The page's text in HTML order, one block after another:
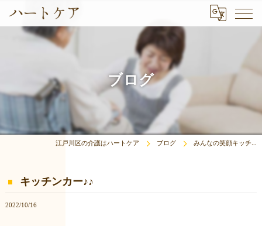
ブログ
江戸川区の介護はハートケア ブログ みんなの笑顔キッチ…
キッチンカー♪♪
2022/10/16